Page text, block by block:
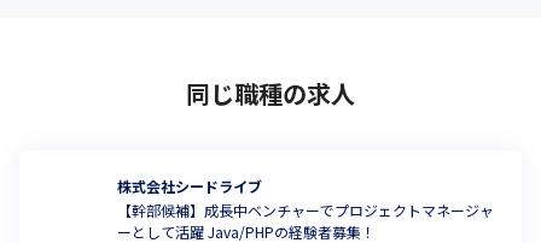
同じ職種の求人
株式会社シードライブ
【幹部候補】成長中ベンチャーでプロジェクトマネージャ
ーとして活躍 Java/PHPの経験者募集！